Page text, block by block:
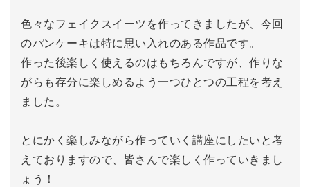
色々なフェイクスイーツを作ってきましたが、今回
のパンケーキは特に思い入れのある作品です。
作った後楽しく使えるのはもちろんですが、作りな
がらも存分に楽しめるよう一つひとつの工程を考え
ました。
とにかく楽しみながら作っていく講座にしたいと考
えておりますので、皆さんで楽しく作っていきまし
ょう！